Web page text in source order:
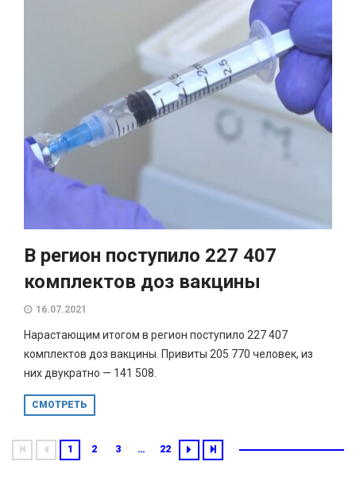
В регион поступило 227 407
комплектов доз вакцины
16.07.2021
Нарастающим итогом в регион поступило 227 407
комплектов доз вакцины. Привиты 205 770 человек, из
них двукратно — 141 508.
СМОТРЕТЬ
1 2 3 … 22